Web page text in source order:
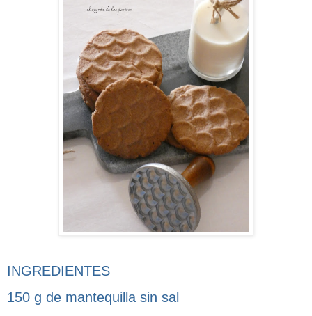
INGREDIENTES
150 g de mantequilla sin sal